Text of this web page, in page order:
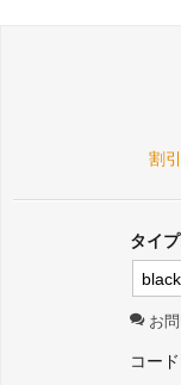
割
タイ
お問
コー